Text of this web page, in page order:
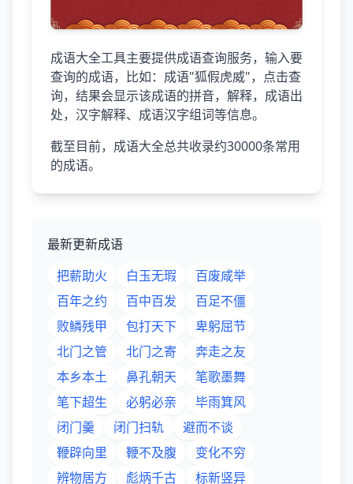
成语大全工具主要提供成语查询服务，输入要
查询的成语，比如：成语"狐假虎威"，点击查
询，结果会显示该成语的拼音，解释，成语出
处，汉字解释、成语汉字组词等信息。
截至目前，成语大全总共收录约30000条常用
的成语。
最新更新成语
把薪助火
白玉无瑕
百废咸举
百年之约
百中百发
百足不僵
败鳞残甲
包打天下
卑躬屈节
北门之管
北门之寄
奔走之友
本乡本土
鼻孔朝天
笔歌墨舞
笔下超生
必躬必亲
毕雨箕风
闭门羹
闭门扫轨
避而不谈
鞭辟向里
鞭不及腹
变化不穷
辨物居方
彪炳千古 标新竖异